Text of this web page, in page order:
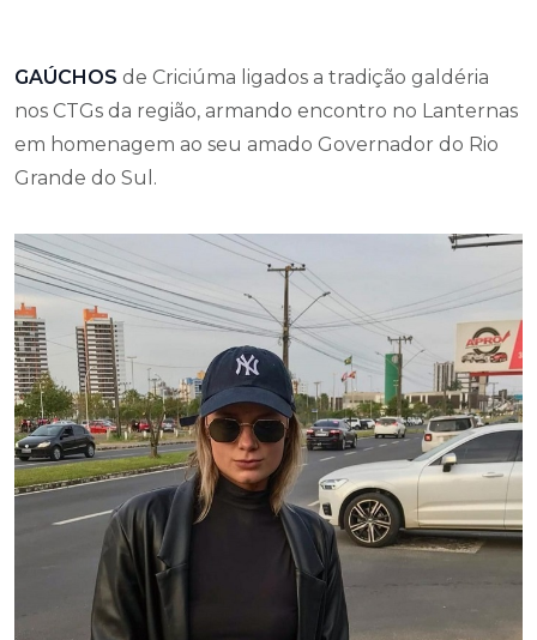
GAÚCHOS de Criciúma ligados a tradição galdéria
nos CTGs da região, armando encontro no Lanternas
em homenagem ao seu amado Governador do Rio
Grande do Sul.